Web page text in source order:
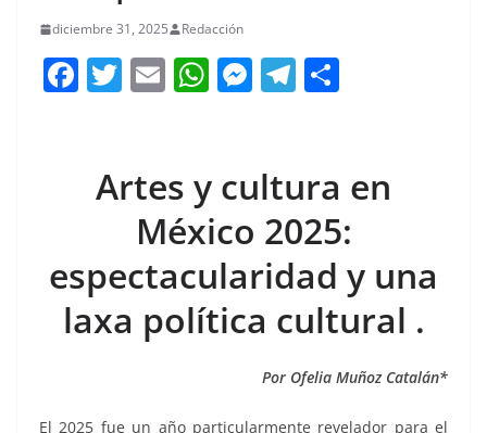
diciembre 31, 2025 Redacción
F
b
o
k
T
er
E
l
W
s
A
p
p
M
e
n
g
er
T
gr
a
m
p
ar
tir
Artes y cultura en
México 2025:
espectacularidad y una
laxa política cultural .
Por Ofelia Muñoz Catalán*
El 2025 fue un año particularmente revelador para el